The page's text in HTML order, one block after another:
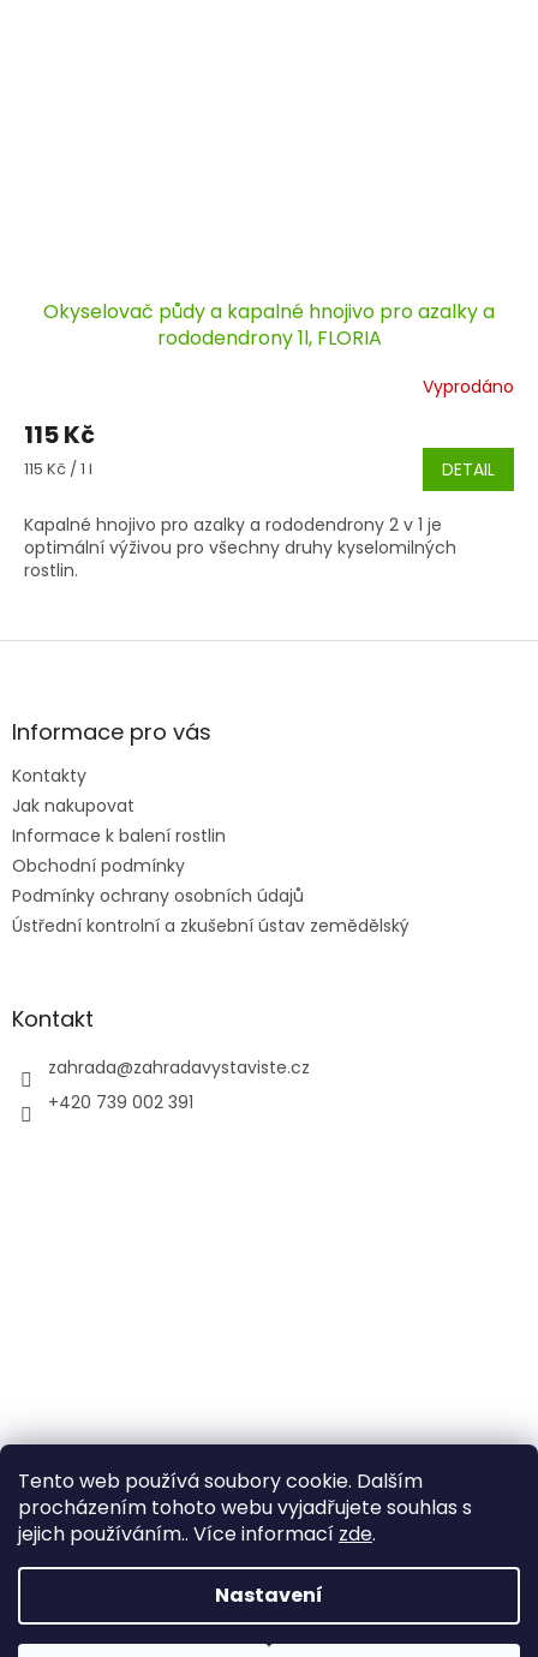
Tento web používá soubory cookie. Dalším
procházením tohoto webu vyjadřujete souhlas s
jejich používáním.. Více informací zde.
Nastavení
Okyselovač půdy a kapalné hnojivo pro azalky a
rododendrony 1l, FLORIA
Vyprodáno
115 Kč
Měrná
115 Kč / 1 l DETAIL
Kapalné hnojivo pro azalky a rododendrony 2 v 1 je
optimální výživou pro všechny druhy kyselomilných
rostlin.
Z
aInformace pro vás
Kontakty
Jak nakupovat
Informace k balení rostlin
Obchodní podmínky
Podmínky ochrany osobních údajů
Ústřední kontrolní a zkušební ústav zemědělský
Kontakt
zahrada@zahradavystaviste.cz
+420 739 002 391
Copyright 2026Zahrada Výstaviště. Všechna práva